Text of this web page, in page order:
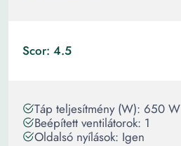
Scor: 4.5
Táp teljesítmény (W): 650 W
Beépített ventilátorok: 1
Oldalsó nyílások: Igen